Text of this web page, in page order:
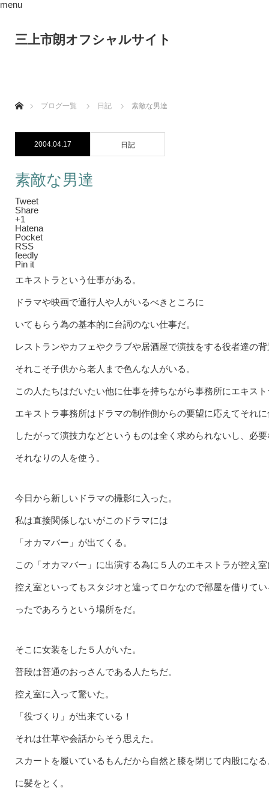
三上市朗オフシャルサイト
menu
ブログ一覧
日記 素敵な男達
2004.04.17 日記
素敵な男達
Tweet
Share
+1
Hatena
Pocket
RSS
feedly
Pin it
エキストラという仕事がある。
ドラマや映画で通行人や人がいるべきところに
いてもらう為の基本的に台詞のない仕事だ。
レストランやカフェやクラブや居酒屋で演技をする役者達の
それこそ子供から老人まで色んな人がいる。
この人たちはだいたい他に仕事を持ちながら事務所にエキス
エキストラ事務所はドラマの制作側からの要望に応えてそれ
したがって演技力などというものは全く求められないし、必
それなりの人を使う。
今日から新しいドラマの撮影に入った。
私は直接関係しないがこのドラマには
「オカマバー」が出てくる。
この「オカマバー」に出演する為に５人のエキストラが控え
控え室といってもスタジオと違ってロケなので部屋を借りて
ったであろうという場所をだ。
そこに女装をした５人がいた。
普段は普通のおっさんである人たちだ。
控え室に入って驚いた。
「役づくり」が出来ている！
それは仕草や会話からそう思えた。
スカートを履いているもんだから自然と膝を閉じて内股にな
に髪をとく。